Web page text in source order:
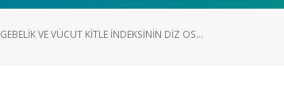
GEBELIK VE VÜCUT KITLE INDEKSININ DIZ OS...